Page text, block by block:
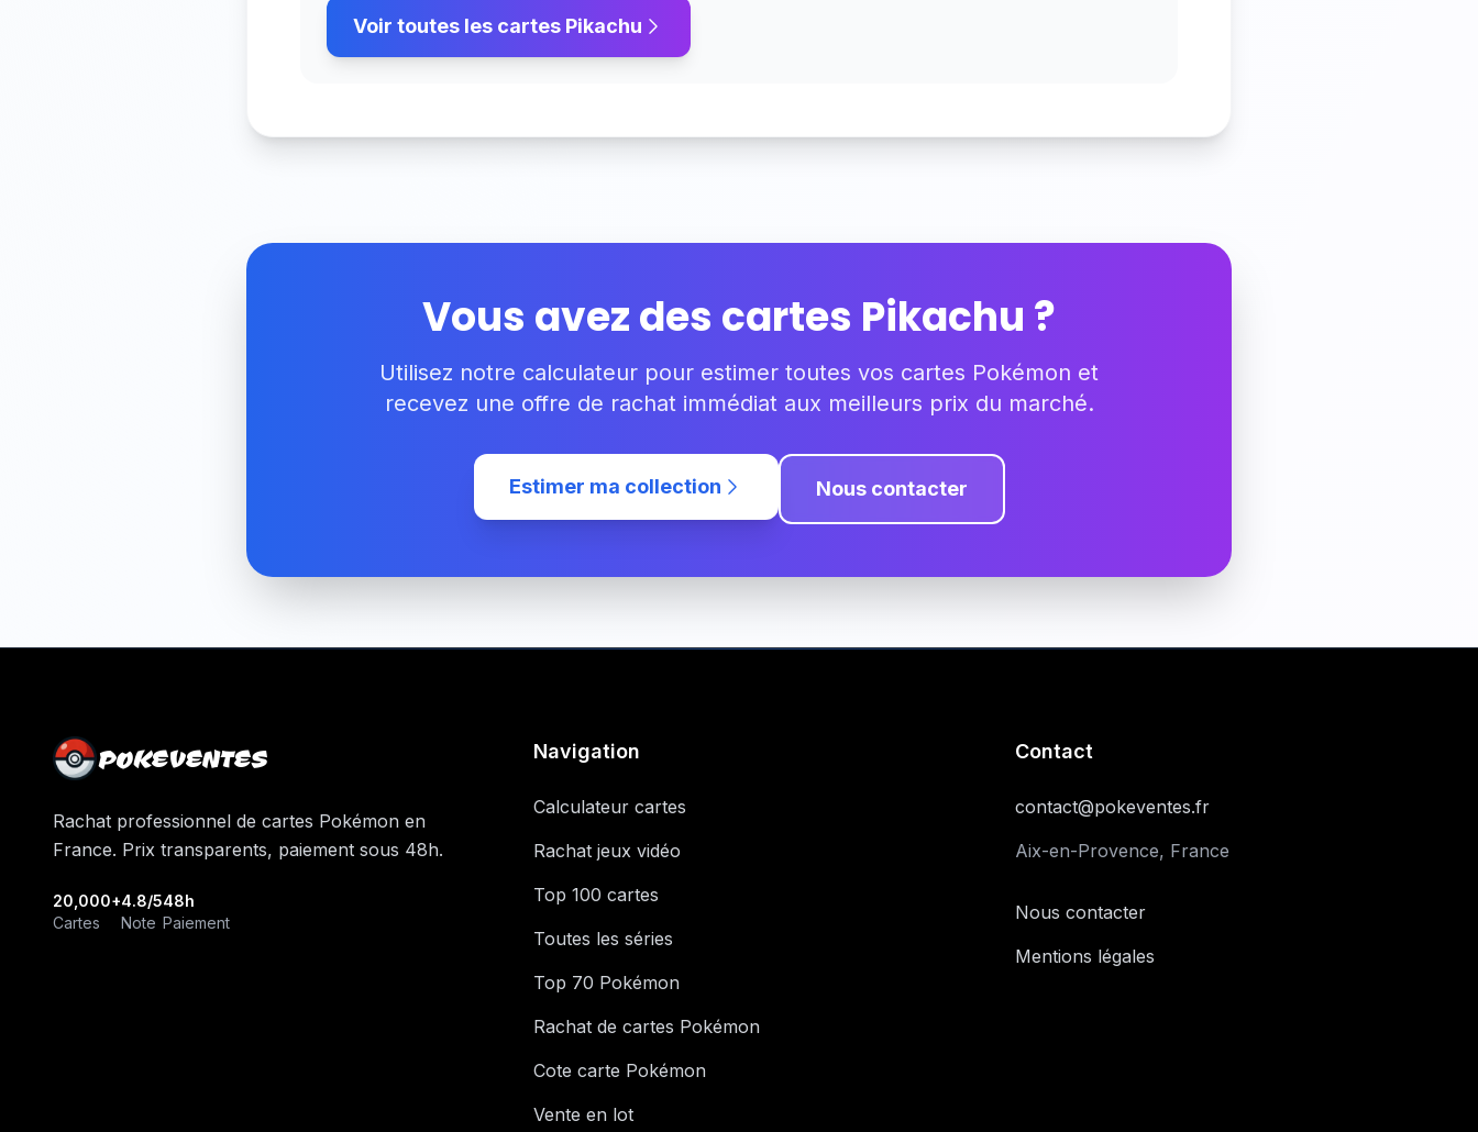
Voir toutes les cartes Pikachu
Vous avez des cartes Pikachu ?
Utilisez notre calculateur pour estimer toutes vos cartes Pokémon et
recevez une offre de rachat immédiat aux meilleurs prix du marché.
Estimer ma collection Nous contacter
POKEVENTES
Rachat professionnel de cartes Pokémon en
France. Prix transparents, paiement sous 48h.
20,000+
Cartes
4.8/5
Note
48h
Paiement
Navigation
Calculateur cartes
Rachat jeux vidéo
Top 100 cartes
Toutes les séries
Top 70 Pokémon
Rachat de cartes Pokémon
Cote carte Pokémon
Vente en lot
Contact
contact@pokeventes.fr
Aix-en-Provence, France
Nous contacter
Mentions légales